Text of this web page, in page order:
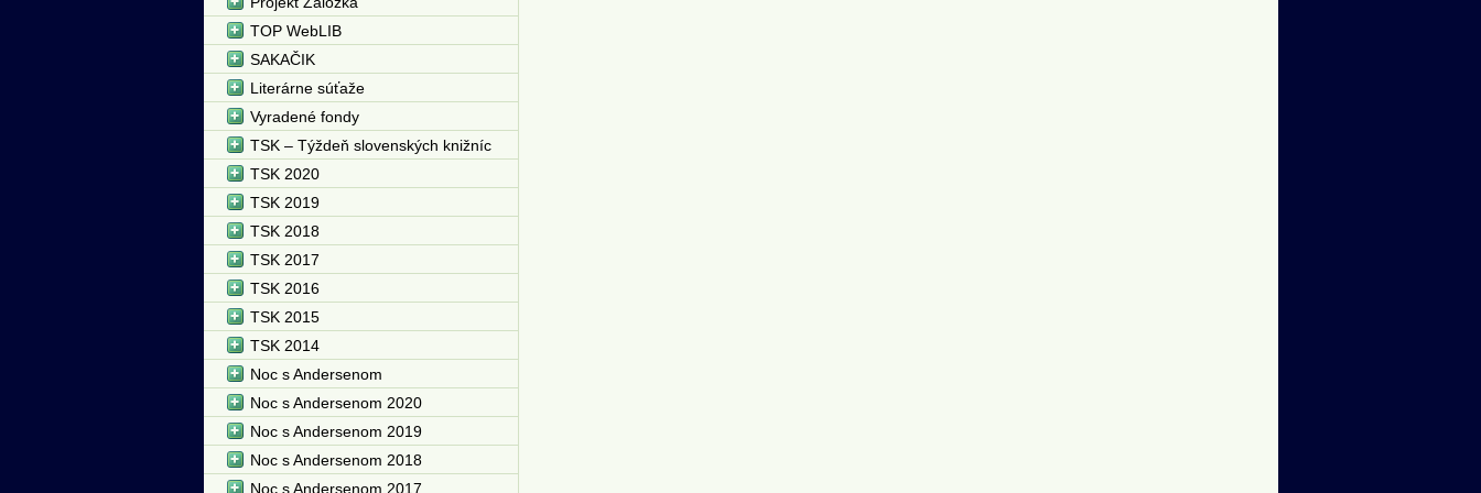
TOP WebLIB
SAKAČIK
Literárne súťaže
Vyradené fondy
TSK – Týždeň slovenských knižníc
TSK 2020
TSK 2019
TSK 2018
TSK 2017
TSK 2016
TSK 2015
TSK 2014
Noc s Andersenom
Noc s Andersenom 2020
Noc s Andersenom 2019
Noc s Andersenom 2018
Noc s Andersenom 2017